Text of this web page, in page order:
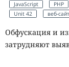
JavaScript
PHP
Unit 42
веб-
Обфускация и
затрудняют